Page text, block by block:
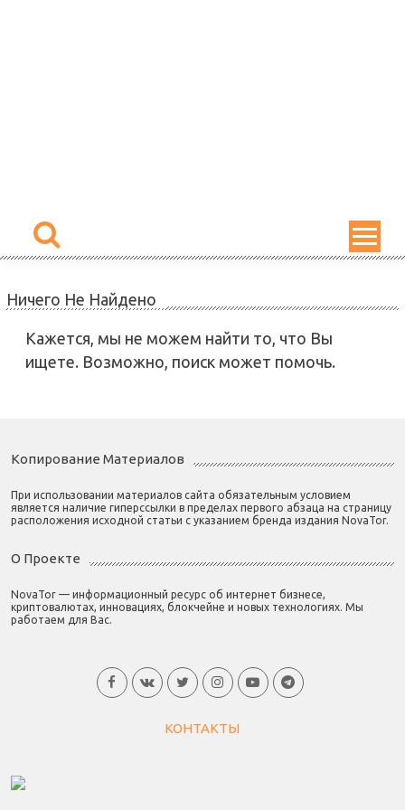
Ничего Не Найдено
Кажется, мы не можем найти то, что Вы
ищете. Возможно, поиск может помочь.
Копирование Материалов
При использовании материалов сайта обязательным условием
является наличие гиперссылки в пределах первого абзаца на страницу
расположения исходной статьи с указанием бренда издания NovaTor.
О Проекте
NovaTor — информационный ресурс об интернет бизнесе,
криптовалютах, инновациях, блокчейне и новых технологиях. Мы
работаем для Вас.
КОНТАКТЫ